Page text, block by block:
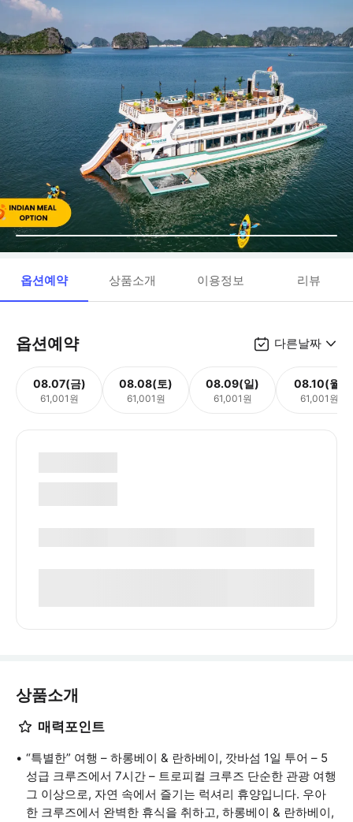
옵션예약 상품소개 이용정보 리뷰
옵션예약 다른날짜
08.07(금)
61,001원
08.08(토)
61,001원
08.09(일)
61,001원
08.10(월)
61,001원
상품소개
매력포인트
“특별한” 여행 – 하롱베이 & 란하베이, 깟바섬 1일 투어 – 5
성급 크루즈에서 7시간 – 트로피컬 크루즈 단순한 관광 여행
그 이상으로, 자연 속에서 즐기는 럭셔리 휴양입니다. 우아
한 크루즈에서 완벽한 휴식을 취하고, 하롱베이 & 란하베이,